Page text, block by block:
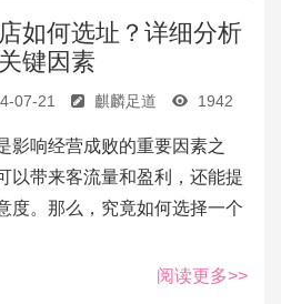
如何选址？详细分析
键因素
07-21 麒麟足道 1942
影响经营成败的重要因素之
以带来客流量和盈利，还能提
度。那么，究竟如何选择一个
阅读更多>>